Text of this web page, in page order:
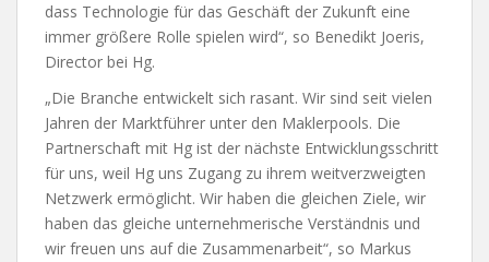
dass Technologie für das Geschäft der Zukunft eine
immer größere Rolle spielen wird“, so Benedikt Joeris,
Director bei Hg.
„Die Branche entwickelt sich rasant. Wir sind seit vielen
Jahren der Marktführer unter den Maklerpools. Die
Partnerschaft mit Hg ist der nächste Entwicklungsschritt
für uns, weil Hg uns Zugang zu ihrem weitverzweigten
Netzwerk ermöglicht. Wir haben die gleichen Ziele, wir
haben das gleiche unternehmerische Verständnis und
wir freuen uns auf die Zusammenarbeit“, so Markus